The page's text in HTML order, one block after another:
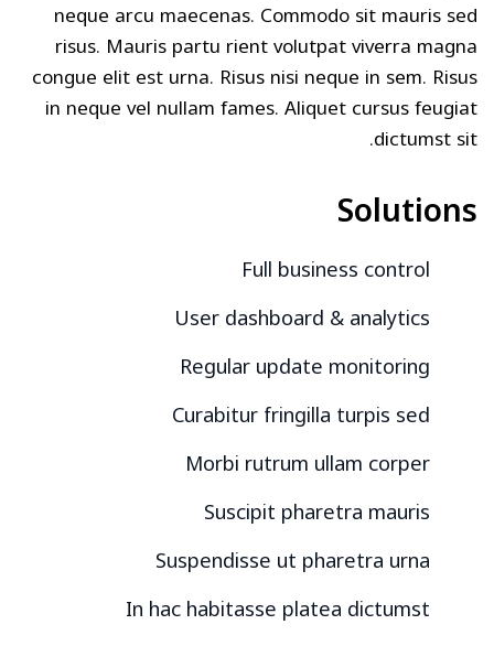
neque arcu maecenas. Commodo sit mauris sed
risus. Mauris partu rient volutpat viverra magna
congue elit est urna. Risus nisi neque in sem. Risus
in neque vel nullam fames. Aliquet cursus feugiat
dictumst sit.
Solutions
Full business control
User dashboard & analytics
Regular update monitoring
Curabitur fringilla turpis sed
Morbi rutrum ullam corper
Suscipit pharetra mauris
Suspendisse ut pharetra urna
In hac habitasse platea dictumst